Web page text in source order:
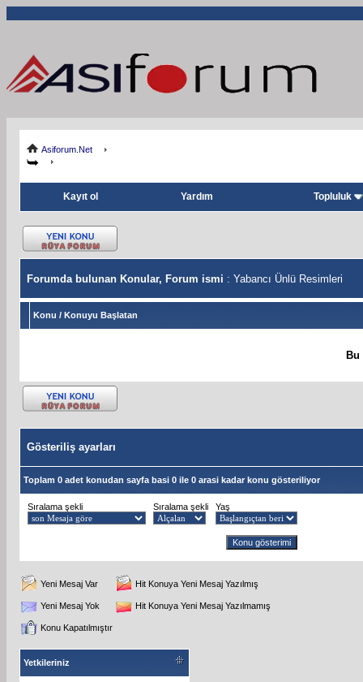
Asiforum.Net
Kayıt ol Yardım Topluluk
Forumda bulunan Konular, Forum ismi : Yabancı Ünlü Resimleri
Konu / Konuyu Başlatan
Bu
Gösteriliş ayarları
Toplam 0 adet konudan sayfa basi 0 ile 0 arasi kadar konu gösteriliyor
Sıralama şekli Sıralama şekli Yaş
Yeni Mesaj Var Hit Konuya Yeni Mesaj Yazılmış
Yeni Mesaj Yok Hit Konuya Yeni Mesaj Yazılmamış
Konu Kapatılmıştır
Yetkileriniz